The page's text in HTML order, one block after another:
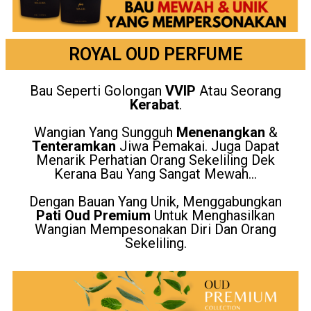
ROYAL OUD PERFUME
Bau Seperti Golongan VVIP Atau Seorang
Kerabat.
Wangian Yang Sungguh Menenangkan &
Tenteramkan Jiwa Pemakai. Juga Dapat
Menarik Perhatian Orang Sekeliling Dek
Kerana Bau Yang Sangat Mewah...
Dengan Bauan Yang Unik, Menggabungkan
Pati Oud Premium Untuk Menghasilkan
Wangian Mempesonakan Diri Dan Orang
Sekeliling.